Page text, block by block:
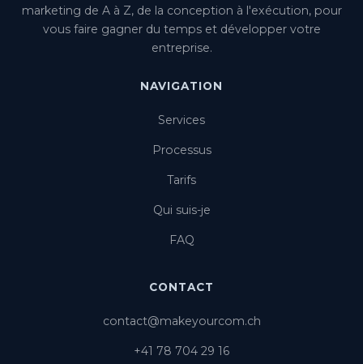
marketing de A à Z, de la conception à l'exécution, pour
vous faire gagner du temps et développer votre
entreprise.
NAVIGATION
Services
Processus
Tarifs
Qui suis-je
FAQ
CONTACT
contact@makeyourcom.ch
+41 78 704 29 16